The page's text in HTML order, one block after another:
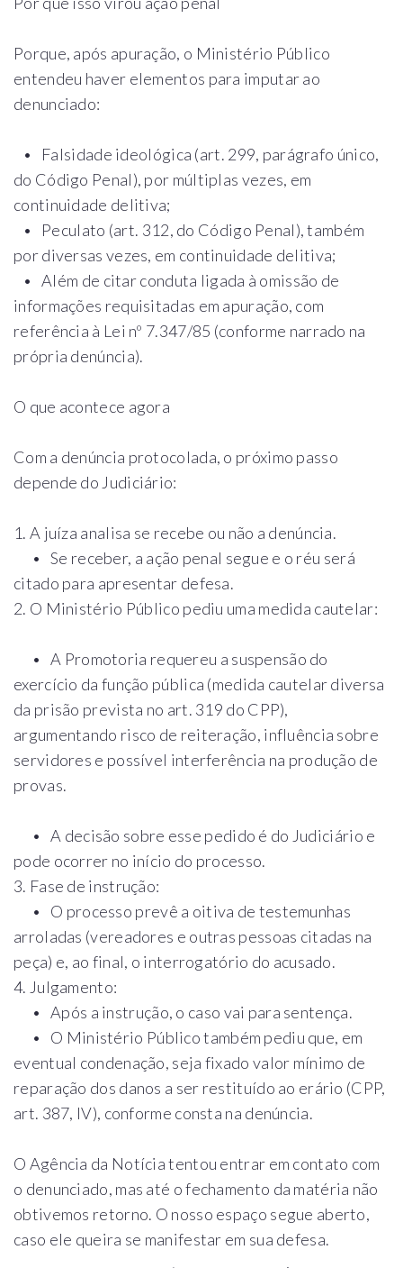
Porque, após apuração, o Ministério Público
entendeu haver elementos para imputar ao
denunciado:
• Falsidade ideológica (art. 299, parágrafo único,
do Código Penal), por múltiplas vezes, em
continuidade delitiva;
• Peculato (art. 312, do Código Penal), também
por diversas vezes, em continuidade delitiva;
• Além de citar conduta ligada à omissão de
informações requisitadas em apuração, com
referência à Lei nº 7.347/85 (conforme narrado na
própria denúncia).
O que acontece agora
Com a denúncia protocolada, o próximo passo
depende do Judiciário:
1. A juíza analisa se recebe ou não a denúncia.
• Se receber, a ação penal segue e o réu será
citado para apresentar defesa.
2. O Ministério Público pediu uma medida cautelar:
• A Promotoria requereu a suspensão do
exercício da função pública (medida cautelar diversa
da prisão prevista no art. 319 do CPP),
argumentando risco de reiteração, influência sobre
servidores e possível interferência na produção de
provas.
• A decisão sobre esse pedido é do Judiciário e
pode ocorrer no início do processo.
3. Fase de instrução:
• O processo prevê a oitiva de testemunhas
arroladas (vereadores e outras pessoas citadas na
peça) e, ao final, o interrogatório do acusado.
4. Julgamento:
• Após a instrução, o caso vai para sentença.
• O Ministério Público também pediu que, em
eventual condenação, seja fixado valor mínimo de
reparação dos danos a ser restituído ao erário (CPP,
art. 387, IV), conforme consta na denúncia.
O Agência da Notícia tentou entrar em contato com
o denunciado, mas até o fechamento da matéria não
obtivemos retorno. O nosso espaço segue aberto,
caso ele queira se manifestar em sua defesa.